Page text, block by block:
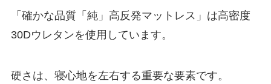
「確かな品質「純」高反発マットレス」は高密度
30Dウレタンを使用しています。
硬さは、寝心地を左右する重要な要素です。